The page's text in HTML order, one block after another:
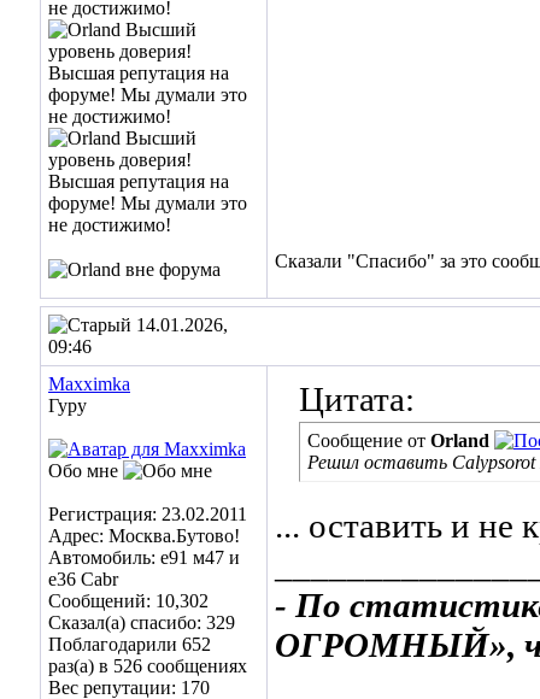
Сказали "Спасибо" за это
14.01.2026,
09:46
Maxximka
Гуру
Обо мне
Регистрация: 23.02.2011
Адрес: Москва.Бутово!
Автомобиль: е91 м47 и
е36 Cabr
Сообщений: 10,302
Сказал(а) спасибо: 329
Поблагодарили 652
раз(а) в 526 сообщениях
Вес репутации: 170
Цитата:
Сообщение от Orland
Решил оставить
... оставить и не
- По
ОГРОМНЫЙ»,